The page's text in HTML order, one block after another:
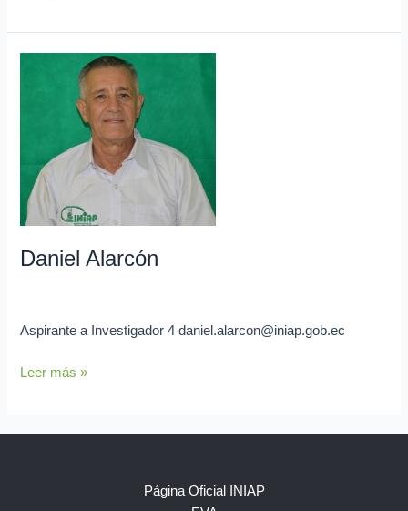
Daniel Alarcón
Aspirante a Investigador 4 daniel.alarcon@iniap.gob.ec
Leer más »
Página Oficial INIAP